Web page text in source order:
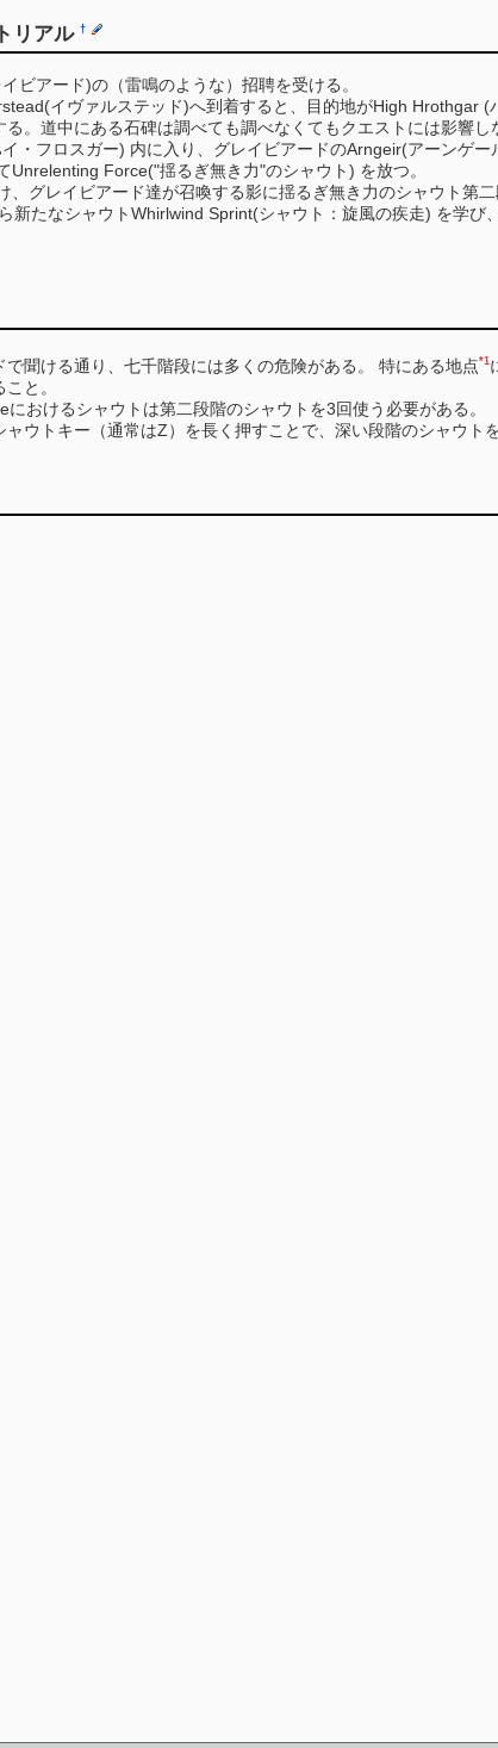
リアル†
ビアード)の（雷鳴のような）招聘を受ける。
イヴァルステッド)へ到着すると、目的地がHigh Hrothgar (
。道中にある石碑は調べても調べなくてもクエストには影響し
・フロスガー) 内に入り、グレイビアードのArngeir(アーンゲー
Unrelenting Force("揺るぎ無き力"のシャウト) を放つ。
、グレイビアード達が召喚する影に揺るぎ無き力のシャウト第二
新たなシャウトWhirlwind Sprint(シャウト：旋風の疾走) を学び
で聞ける通り、七千階段には多くの危険がある。 特にある地点*1
と。
におけるシャウトは第二段階のシャウトを3回使う必要がある。
ャウトキー（通常はZ）を長く押すことで、深い段階のシャウト